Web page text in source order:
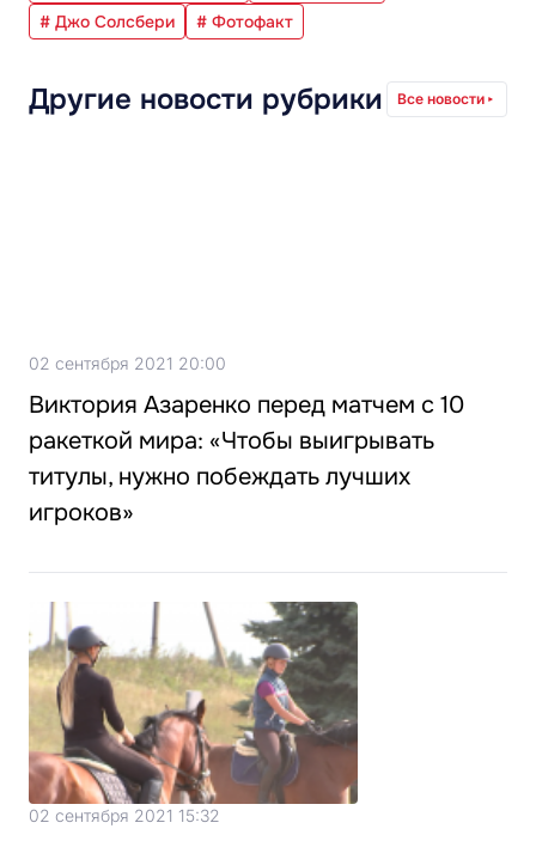
# Джо Солсбери
# Фотофакт
Другие новости рубрики Все новости
02 сентября 2021 20:00
Виктория Азаренко перед матчем с 10
ракеткой мира: «Чтобы выигрывать
титулы, нужно побеждать лучших
игроков»
02 сентября 2021 15:32